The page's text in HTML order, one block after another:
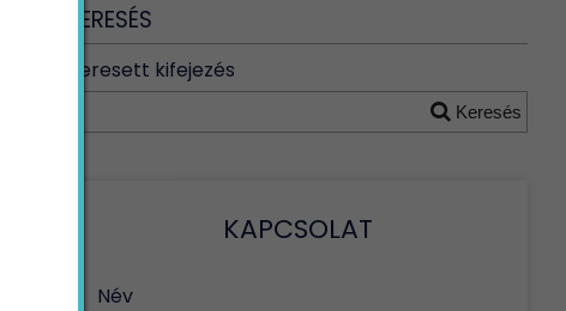
KERESÉS
Keresett kifejezés
Keresés
KAPCSOLAT
Név